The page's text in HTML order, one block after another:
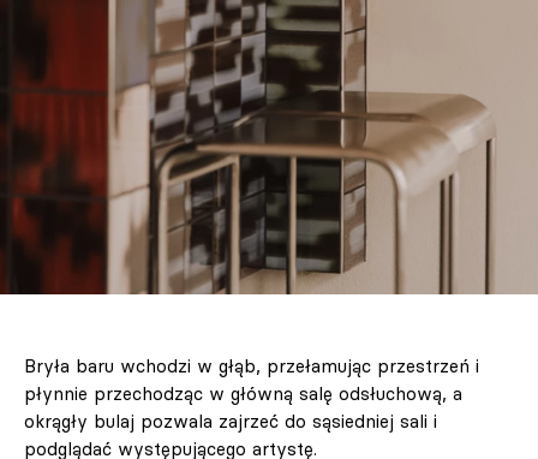
Bryła baru wchodzi w głąb, przełamując przestrzeń i
płynnie przechodząc w główną salę odsłuchową, a
okrągły bulaj pozwala zajrzeć do sąsiedniej sali i
podglądać występującego artystę.